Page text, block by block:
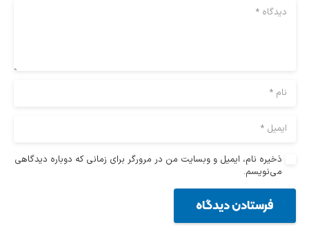
ذخیره نام، ایمیل و وبسایت من در مرورگر برای زمانی که دوباره دیدگاهی
می‌نویسم.
فرستادن دیدگاه